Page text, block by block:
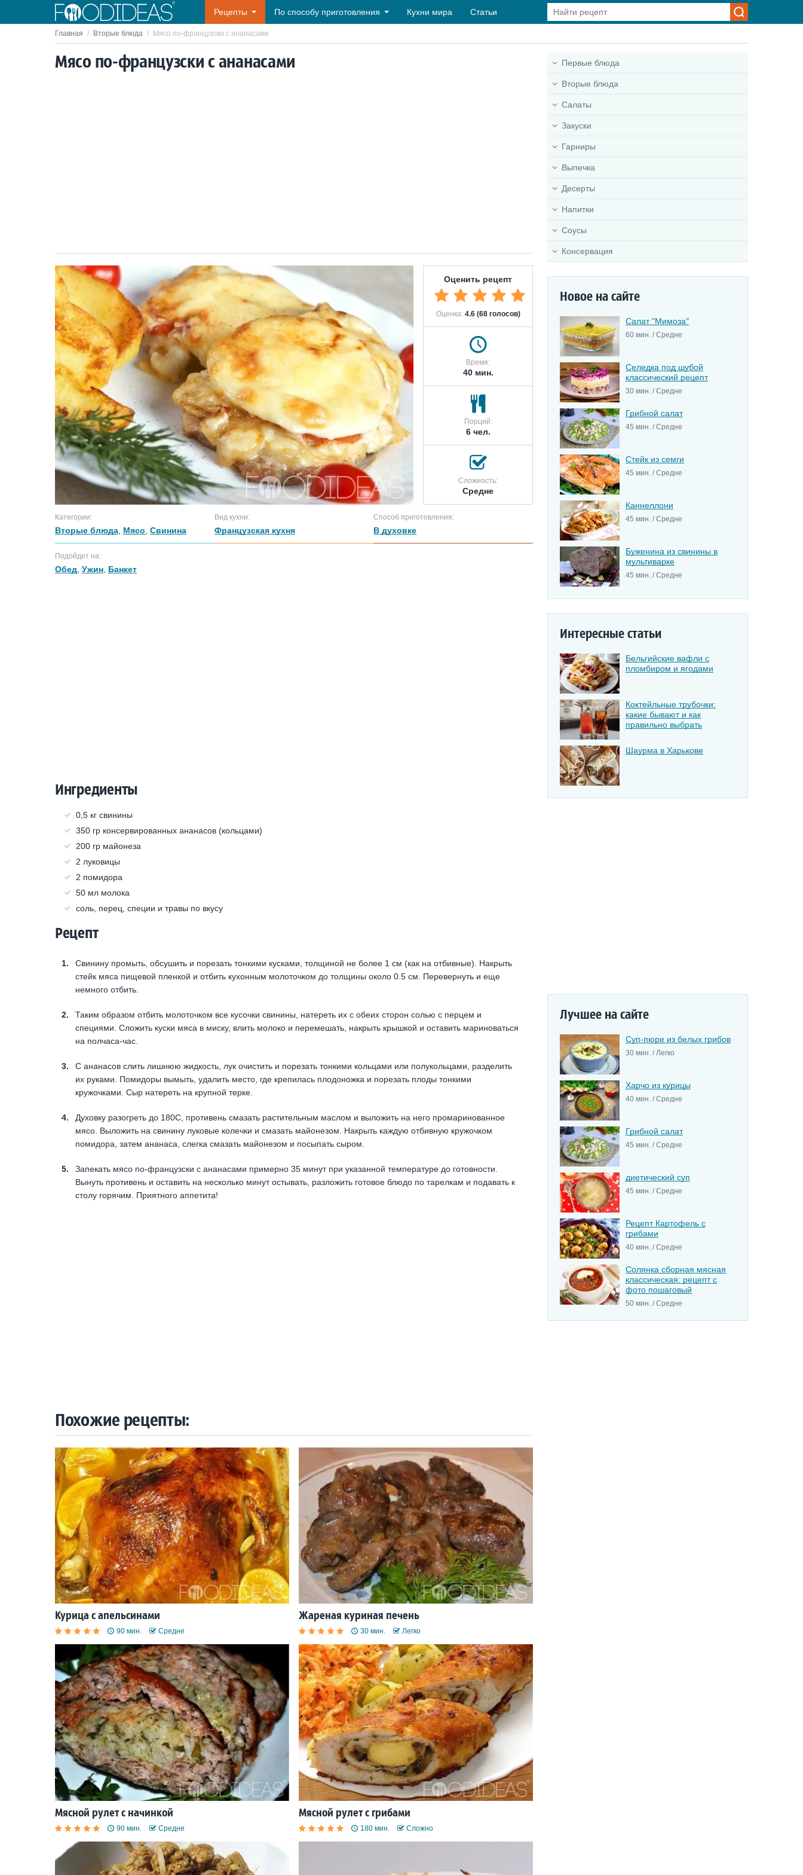
Рецепты По способу приготовления Кухни мира Статьи
Главная / Вторые блюда / Мясо по-французски с ананасами
Мясо по-французски с ананасами
Оценить рецепт
Оценка: 4.6 (68 голосов)
Время:
40 мин.
Порций:
6 чел.
Сложность:
Средне
Категории:
Вторые блюда Мясо Свинина
Вид кухни:
Французская кухня
Способ приготовления:
В духовке
Подойдет на:
Обед Ужин Банкет
Ингредиенты
0,5 кг свинины
350 гр консервированных ананасов (кольцами)
200 гр майонеза
2 луковицы
2 помидора
50 мл молока
соль, перец, специи и травы по вкусу
Рецепт
Свинину промыть, обсушить и порезать тонкими кусками, толщиной не более 1 см (как на отбивные). Накрыть
стейк мяса пищевой пленкой и отбить кухонным молоточком до толщины около 0.5 см. Перевернуть и еще
немного отбить.
Таким образом отбить молоточком все кусочки свинины, натереть их с обеих сторон солью с перцем и
специями. Сложить куски мяса в миску, влить молоко и перемешать, накрыть крышкой и оставить мариноваться
на полчаса-час.
С ананасов слить лишнюю жидкость, лук очистить и порезать тонкими кольцами или полукольцами, разделить
их руками. Помидоры вымыть, удалить место, где крепилась плодоножка и порезать плоды тонкими
кружочками. Сыр натереть на крупной терке.
Духовку разогреть до 180С, противень смазать растительным маслом и выложить на него промаринованное
мясо. Выложить на свинину луковые колечки и смазать майонезом. Накрыть каждую отбивную кружочком
помидора, затем ананаса, слегка смазать майонезом и посыпать сыром.
Запекать мясо по-французски с ананасами примерно 35 минут при указанной температуре до готовности.
Вынуть противень и оставить на несколько минут остывать, разложить готовое блюдо по тарелкам и подавать к
столу горячим. Приятного аппетита!
Похожие рецепты:
Курица с апельсинами
90 мин. Средне
Жареная куриная печень
30 мин. Легко
Мясной рулет с начинкой
90 мин. Средне
Мясной рулет с грибами
180 мин. Сложно
Первые блюда
Вторые блюда
Салаты
Закуски
Гарниры
Выпечка
Десерты
Напитки
Соусы
Консервация
Новое на сайте
Салат "Мимоза"
60 мин. / Средне
Селедка под шубой
классический рецепт
30 мин. / Средне
Грибной салат
45 мин. / Средне
Стейк из семги
45 мин. / Средне
Каннеллони
45 мин. / Средне
Буженина из свинины в
мультиварке
45 мин. / Средне
Интересные статьи
Бельгийские вафли с
пломбиром и ягодами
Коктейльные трубочки:
какие бывают и как
правильно выбрать
Шаурма в Харькове
Лучшее на сайте
Суп-пюре из белых грибов
30 мин. / Легко
Харчо из курицы
40 мин. / Средне
Грибной салат
45 мин. / Средне
диетический суп
45 мин. / Средне
Рецепт Картофель с
грибами
40 мин. / Средне
Солянка сборная мясная
классическая: рецепт с
фото пошаговый
50 мин. / Средне